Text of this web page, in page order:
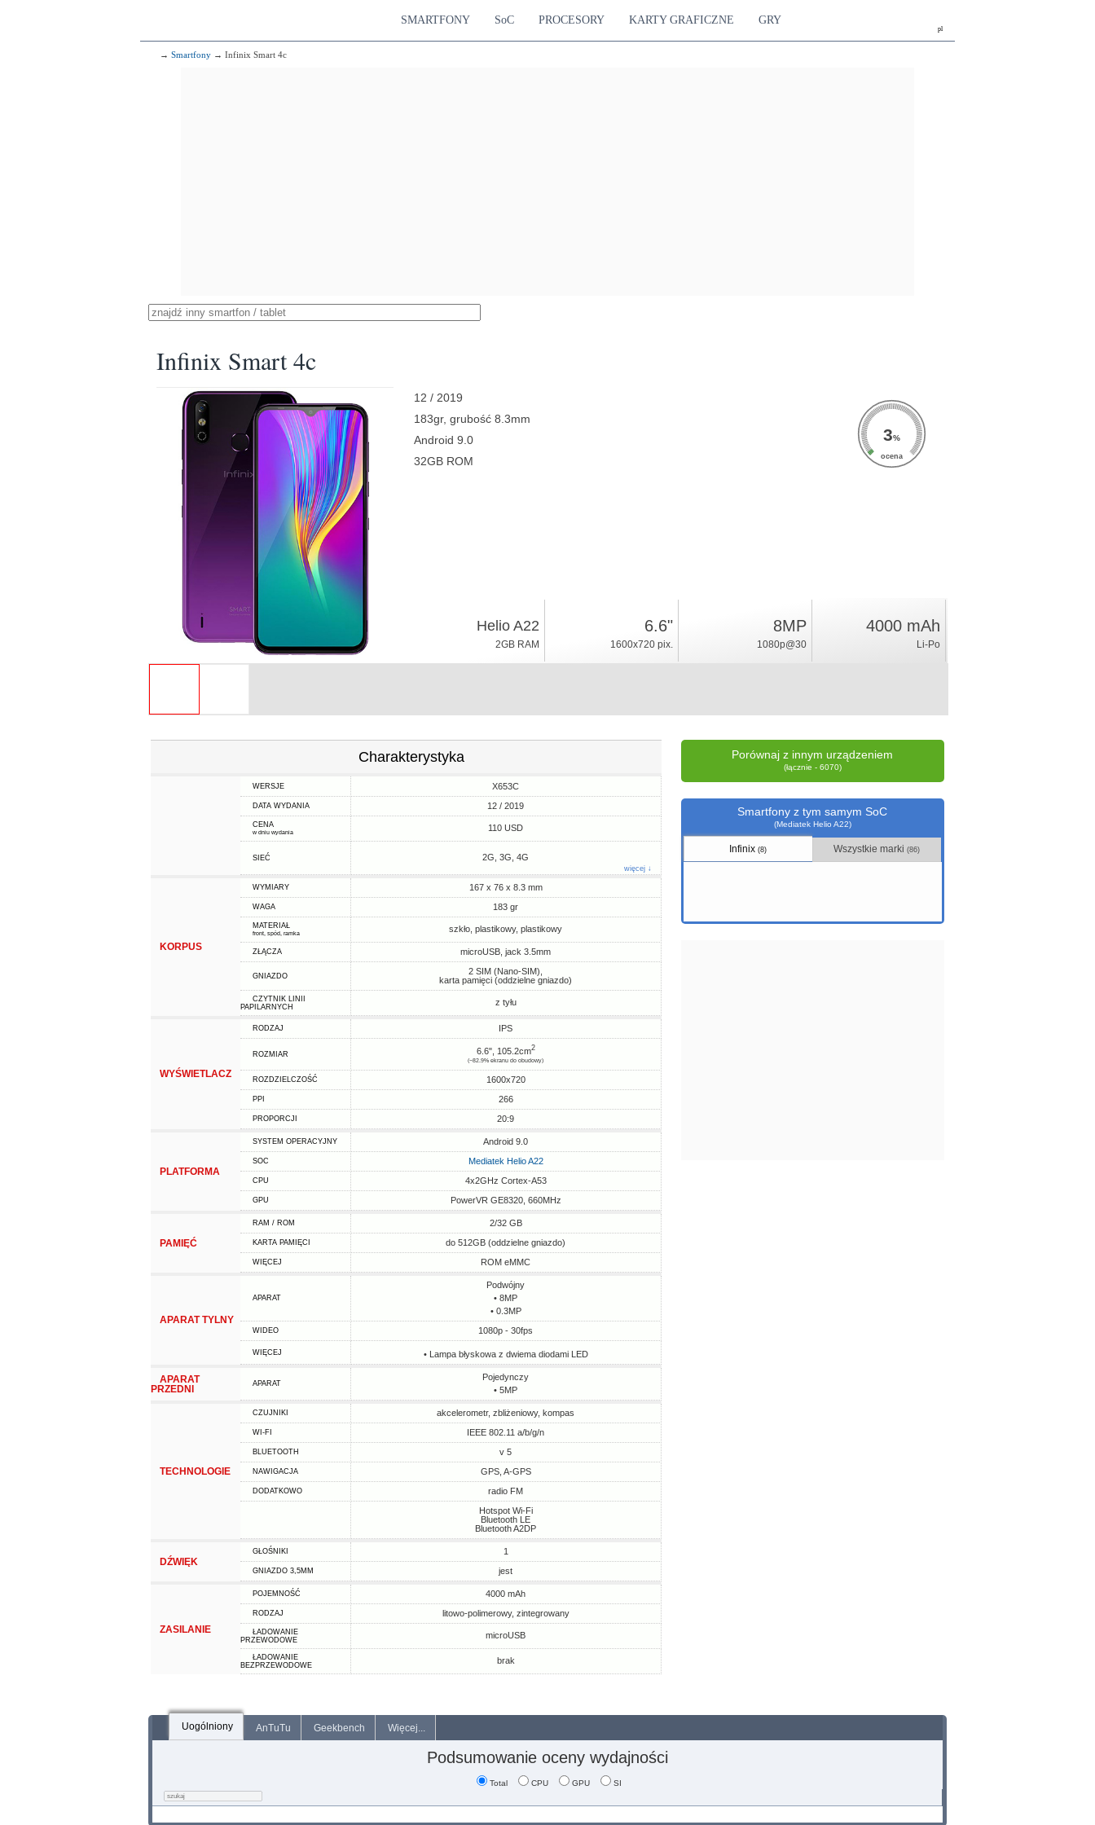
pl
SMARTFONY SoC PROCESORY KARTY GRAFICZNE GRY
→ Smartfony → Infinix Smart 4c
Infinix Smart 4c
12 / 2019
183gr, grubość 8.3mm
Android 9.0
32GB ROM
3%
ocena
Helio A22
2GB RAM
6.6"
1600x720 pix.
8MP
1080p@30
4000 mAh
Li-Po
Charakterystyka
WERSJE X653C
DATA WYDANIA 12 / 2019
CENA
w dniu wydania 110 USD
SIEĆ 2G, 3G, 4G
więcej ↓
KORPUS
WYMIARY 167 x 76 x 8.3 mm
WAGA 183 gr
MATERIAŁ
front, spód, ramka szkło, plastikowy, plastikowy
ZŁĄCZA microUSB, jack 3.5mm
GNIAZDO
2 SIM (Nano-SIM),
karta pamięci (oddzielne gniazdo)
CZYTNIK LINII
PAPILARNYCH
z tyłu
WYŚWIETLACZ
RODZAJ IPS
ROZMIAR 6.6", 105.2cm2
(~82.9% ekranu do obudowy)
ROZDZIELCZOŚĆ 1600x720
PPI 266
PROPORCJI 20:9
PLATFORMA
SYSTEM OPERACYJNY Android 9.0
SOC Mediatek Helio A22
CPU 4x2GHz Cortex-A53
GPU PowerVR GE8320, 660MHz
PAMIĘĆ
RAM / ROM 2/32 GB
KARTA PAMIĘCI do 512GB (oddzielne gniazdo)
WIĘCEJ ROM eMMC
APARAT TYLNY
APARAT
Podwójny
• 8MP
• 0.3MP
WIDEO 1080p - 30fps
WIĘCEJ • Lampa błyskowa z dwiema diodami LED
APARAT
PRZEDNI
APARAT
Pojedynczy
• 5MP
TECHNOLOGIE
CZUJNIKI akcelerometr, zbliżeniowy, kompas
WI-FI IEEE 802.11 a/b/g/n
BLUETOOTH v 5
NAWIGACJA GPS, A-GPS
DODATKOWO
radio FM
Hotspot Wi-Fi
Bluetooth LE
Bluetooth A2DP
DŹWIĘK
GŁOŚNIKI 1
GNIAZDO 3,5MM jest
ZASILANIE
POJEMNOŚĆ 4000 mAh
RODZAJ litowo-polimerowy, zintegrowany
ŁADOWANIE
PRZEWODOWE
microUSB
ŁADOWANIE
BEZPRZEWODOWE
brak
Porównaj z innym urządzeniem
(łącznie - 6070)
Smartfony z tym samym SoC
(Mediatek Helio A22)
Infinix(8) Wszystkie marki(86)
Uogólniony AnTuTu Geekbench Więcej...
Podsumowanie oceny wydajności
Total CPU GPU SI